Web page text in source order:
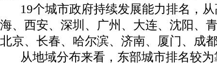
19个城市政府持续发展能力排名，从
海、西安、深圳、广州、大连、沈阳、
北京、长春、哈尔滨、济南、厦门、成
从地域分布来看，东部城市排名较为